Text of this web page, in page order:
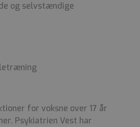
og selvstændige
for voksne over 17 år
Psykiatrien Vest har